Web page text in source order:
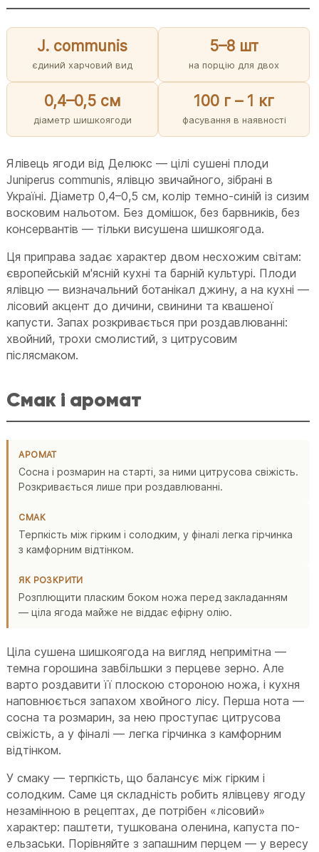
J. communis
єдиний харчовий вид
5–8 шт
на порцію для двох
0,4–0,5 см
діаметр шишкоягоди
100 г – 1 кг
фасування в наявності
Ялівець ягоди від Делюкс — цілі сушені плоди
Juniperus communis, ялівцю звичайного, зібрані в
Україні. Діаметр 0,4–0,5 см, колір темно-синій із сизим
восковим нальотом. Без домішок, без барвників, без
консервантів — тільки висушена шишкоягода.
Ця приправа задає характер двом несхожим світам:
європейській м'ясній кухні та барній культурі. Плоди
ялівцю — визначальний ботанікал джину, а на кухні —
лісовий акцент до дичини, свинини та квашеної
капусти. Запах розкривається при роздавлюванні:
хвойний, трохи смолистий, з цитрусовим
післясмаком.
Смак і аромат
АРОМАТ
Сосна і розмарин на старті, за ними цитрусова свіжість.
Розкривається лише при роздавлюванні.
СМАК
Терпкість між гірким і солодким, у фіналі легка гірчинка
з камфорним відтінком.
ЯК РОЗКРИТИ
Розплющити пласким боком ножа перед закладанням
— ціла ягода майже не віддає ефірну олію.
Ціла сушена шишкоягода на вигляд непримітна —
темна горошина завбільшки з перцеве зерно. Але
варто роздавити її плоскою стороною ножа, і кухня
наповнюється запахом хвойного лісу. Перша нота —
сосна та розмарин, за нею проступає цитрусова
свіжість, а у фіналі — легка гірчинка з камфорним
відтінком.
У смаку — терпкість, що балансує між гірким і
солодким. Саме ця складність робить ялівцеву ягоду
незамінною в рецептах, де потрібен «лісовий»
характер: паштети, тушкована оленина, капуста по-
ельзаськи. Порівняйте з запашним перцем — у вересу